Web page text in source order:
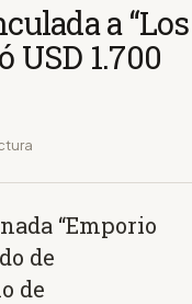
a “Los
USD 1.700
“Emporio
de
de